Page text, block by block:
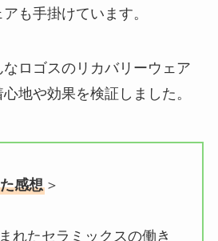
も手掛けています。
ロゴスのリカバリーウェア
地や効果を検証しました。
感想＞
れたセラミックスの働き